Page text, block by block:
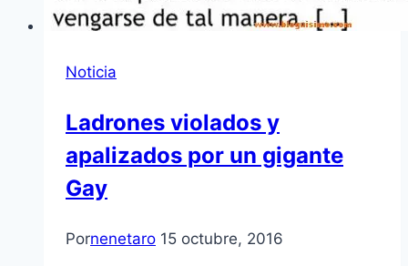
Noticia
Ladrones violados y
apalizados por un gigante
Gay
Pornenetaro 15 octubre, 2016